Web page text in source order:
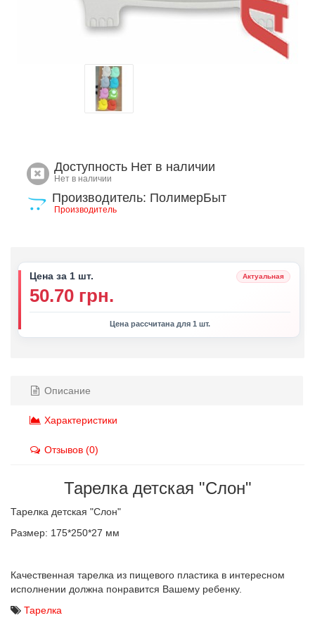
Доступность Нет в наличии
Нет в наличии
Производитель: ПолимерБыт
Производитель
Цена за 1 шт. Актуальная
50.70 грн.
Цена рассчитана для 1 шт.
Описание
Характеристики
Отзывов (0)
Тарелка детская "Слон"
Тарелка детская "Слон"
Размер: 175*250*27 мм
Качественная тарелка из пищевого пластика в интересном
исполнении должна понравится Вашему ребенку.
Тарелка